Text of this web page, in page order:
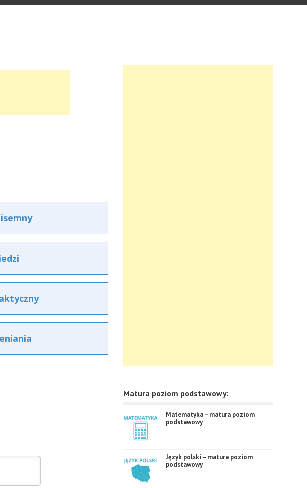
Matura poziom podstawowy:
Matematyka – matura poziom
podstawowy
Język polski – matura poziom
podstawowy